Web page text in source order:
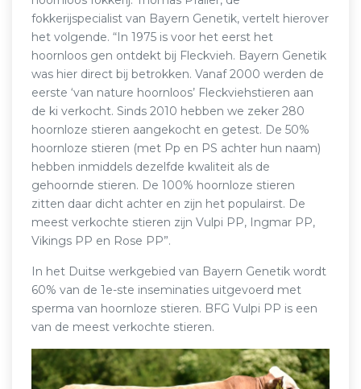
fokkerijspecialist van Bayern Genetik, vertelt hierover
het volgende. “In 1975 is voor het eerst het
hoornloos gen ontdekt bij Fleckvieh. Bayern Genetik
was hier direct bij betrokken. Vanaf 2000 werden de
eerste ‘van nature hoornloos’ Fleckviehstieren aan
de ki verkocht. Sinds 2010 hebben we zeker 280
hoornloze stieren aangekocht en getest. De 50%
hoornloze stieren (met Pp en PS achter hun naam)
hebben inmiddels dezelfde kwaliteit als de
gehoornde stieren. De 100% hoornloze stieren
zitten daar dicht achter en zijn het populairst. De
meest verkochte stieren zijn Vulpi PP, Ingmar PP,
Vikings PP en Rose PP”.
In het Duitse werkgebied van Bayern Genetik wordt
60% van de 1e-ste inseminaties uitgevoerd met
sperma van hoornloze stieren. BFG Vulpi PP is een
van de meest verkochte stieren.